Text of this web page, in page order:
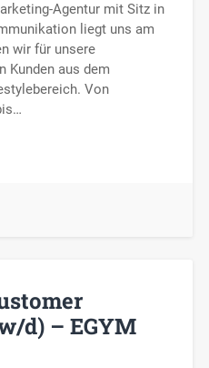
Agentur mit Sitz in
liegt uns am
wir für unsere
Kunden aus dem
Von
d) – EGYM